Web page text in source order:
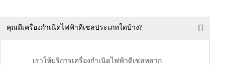
คุณมีเครื่องกำเนิดไฟฟ้าดีเซลประเภทใดบ้าง?
เราให้บริการเครื่องกำเนิดไฟฟ้าดีเซลหลาก